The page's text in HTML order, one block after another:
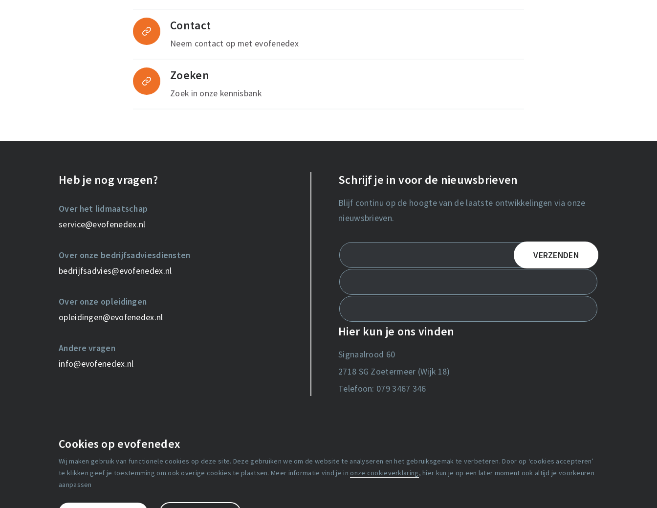
Cookies op evofenedex
Wij maken gebruik van functionele cookies op deze site. Deze gebruiken we om de website te analyseren en het gebruiksgemak te verbeteren. Door op ‘cookies accepteren’
te klikken geef je toestemming om ook overige cookies te plaatsen. Meer informatie vind je in onze cookieverklaring, hier kun je op een later moment ook altijd je voorkeuren
aanpassen
Contact
Neem contact op met evofenedex
Zoeken
Zoek in onze kennisbank
Heb je nog vragen?
Over het lidmaatschap
service@evofenedex.nl
Over onze bedrijfsadviesdiensten
bedrijfsadvies@evofenedex.nl
Over onze opleidingen
opleidingen@evofenedex.nl
Andere vragen
info@evofenedex.nl
Schrijf je in voor de nieuwsbrieven
Blijf continu op de hoogte van de laatste ontwikkelingen via onze
nieuwsbrieven.
Hier kun je ons vinden
Signaalrood 60
2718 SG Zoetermeer (Wijk 18)
Telefoon: 079 3467 346
Media Over ons Copyright statement